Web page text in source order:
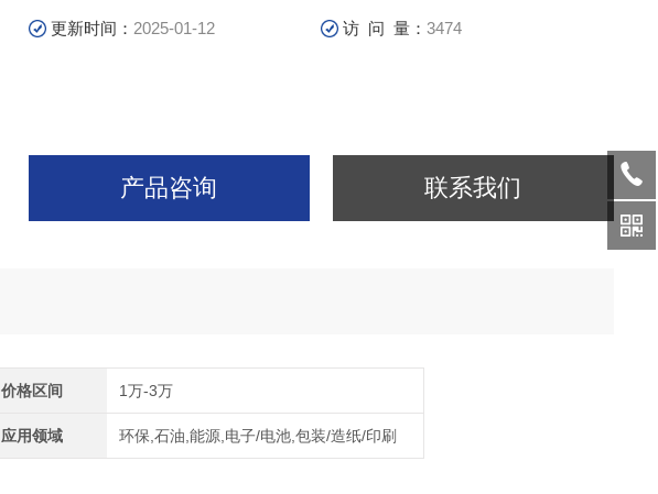
更新时间： 2025-01-12 访 问 量：3474
产品咨询 联系我们
价格区间 1万-3万
应用领域 环保,石油,能源,电子/电池,包装/造纸/印刷